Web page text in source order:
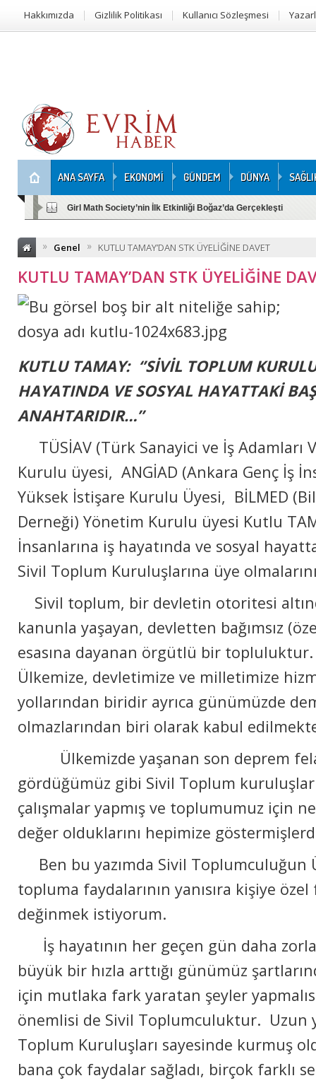
Hakkımızda Gizlilik Politikası Kullanıcı Sözleşmesi
ANA SAYFA EKONOMİ GÜNDEM DÜNYA
Girl Math Society’nin İlk Etkinliği Boğaz’da Gerçekleşti
» Genel » KUTLU TAMAY’DAN STK ÜYELİĞİNE DAVET
KUTLU TAMAY’DAN STK ÜYELİĞİNE
KUTLU TAMAY: ‘’SİVİL TOPLUM
HAYATINDA VE SOSYAL HAYATTAKİ
ANAHTARIDIR…’’
TÜSİAV (Türk Sanayici ve İş Adamları
Kurulu üyesi, ANGİAD (Ankara Genç İş
Yüksek İstişare Kurulu Üyesi, BİLMED
Derneği) Yönetim Kurulu üyesi Kutlu
İnsanlarına iş hayatında ve sosyal
Sivil Toplum Kuruluşlarına üye
Sivil toplum, bir devletin otoritesi
kanunla yaşayan, devletten bağımsız
esasına dayanan örgütlü bir
Ülkemize, devletimize ve milletimize
yollarından biridir ayrıca günümüzde
olmazlarından biri olarak kabul
Ülkemizde yaşanan son deprem
gördüğümüz gibi Sivil Toplum
çalışmalar yapmış ve toplumumuz için
değer olduklarını hepimize
Ben bu yazımda Sivil Toplumculuğun
topluma faydalarının yanısıra kişiye
değinmek istiyorum.
İş hayatının her geçen gün daha
büyük bir hızla arttığı günümüz
için mutlaka fark yaratan şeyler
önemlisi de Sivil Toplumculuktur. Uzun
Toplum Kuruluşları sayesinde kurmuş
bana çok faydalar sağladı, birçok farklı